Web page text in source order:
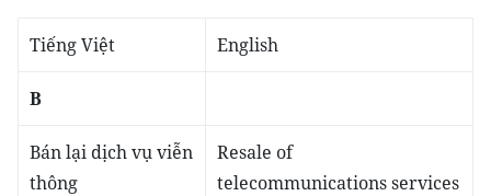
Tiếng Việt English
B
Bán lại dịch vụ viễn
thông
Resale of
telecommunications services